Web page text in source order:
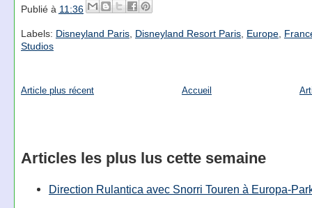
Publié à 11:36
Labels: Disneyland Paris, Disneyland Resort Paris, Europe,
Studios
Article plus récent Accueil
Articles les plus lus cette semaine
Direction Rulantica avec Snorri Touren à Europa-